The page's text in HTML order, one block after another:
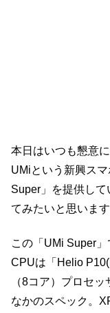
本日はいつも懇意
UMiという新興ス
Super」を提供し
てみたいと思います
この「UMi Super」
CPUは「Helio
（8コア）プロセ
なかのスペック。